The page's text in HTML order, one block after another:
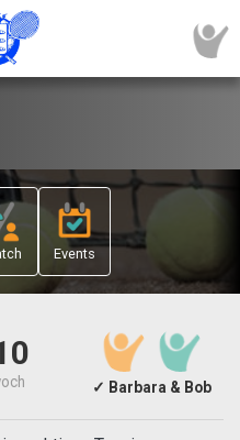
Events
✓ Barbara & Bob